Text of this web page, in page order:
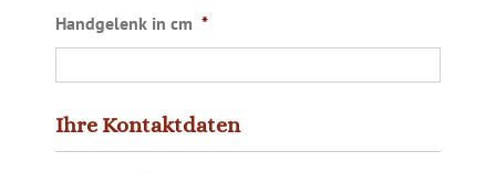
Handgelenk in cm *
Ihre Kontaktdaten